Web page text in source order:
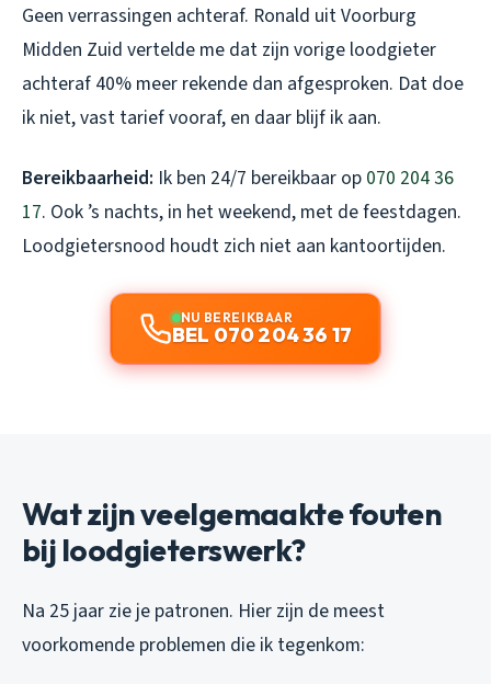
Geen verrassingen achteraf. Ronald uit Voorburg
Midden Zuid vertelde me dat zijn vorige loodgieter
achteraf 40% meer rekende dan afgesproken. Dat doe
ik niet, vast tarief vooraf, en daar blijf ik aan.
Bereikbaarheid: Ik ben 24/7 bereikbaar op 070 204 36
17. Ook ’s nachts, in het weekend, met de feestdagen.
Loodgietersnood houdt zich niet aan kantoortijden.
NU BEREIKBAAR
BEL 070 204 36 17
Wat zijn veelgemaakte fouten
bij loodgieterswerk?
Na 25 jaar zie je patronen. Hier zijn de meest
voorkomende problemen die ik tegenkom: